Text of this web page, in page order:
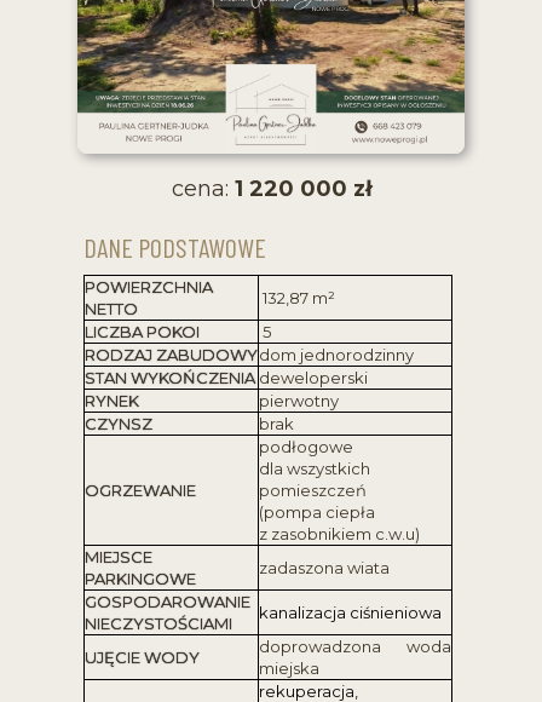
cena: 1 220 000 zł
POWIERZCHNIA
NETTO
132,87 m²
LICZBA POKOI
5
RODZAJ ZABUDOWYdom jednorodzinny
STAN WYKOŃCZENIA deweloperski
RYNEK
pierwotny
CZYNSZ
brak
OGRZEWANIE
podłogowe
dla wszystkich
pomieszczeń
(pompa ciepła
z zasobnikiem c.w.u)
MIEJSCE
PARKINGOWE
zadaszona wiata
GOSPODAROWANIE
NIECZYSTOŚCIAMI
kanalizacja ciśnieniowa
UJĘCIE WODY
doprowadzona woda
miejska
rekuperacja,
DANE PODSTAWOWE